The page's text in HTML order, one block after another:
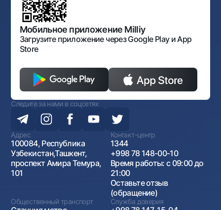
Порядок и режим работы НБУ
Открытые данные
Антимонопольный комплаенс
Мобильное приложение Milliy
Загрузите приложение через Google Play и App
Store
Следите за нами в соцсетях
Адрес
100084, Республика
Узбекистан,Ташкент,
проспект Амира Темура,
101
Контакт-центр
1344
+998 78 148-00-10
Время работы: с 09:00 до
21:00
Оставьте отзыв
(обращение)
Общественный транспорт Служба доверия